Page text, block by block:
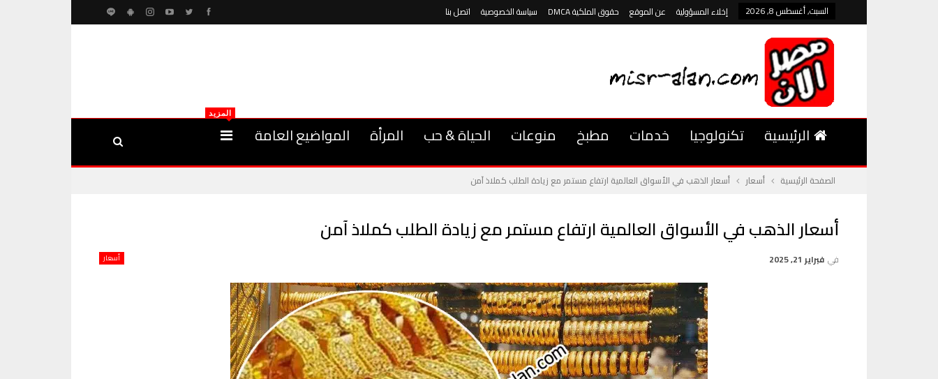
السبت, أغسطس 8, 2026 إخلاء المسؤولية عن الموقع حقوق الملكية DMCA سياسة الخصوصية اتصل بنا
الرئيسية تكنولوجيا خدمات مطبخ منوعات الحياة & حب المرأة المواضيع العامة
المزيد
الصفحة الرئيسية أسعار أسعار الذهب في الأسواق العالمية ارتفاع مستمر مع زيادة الطلب كملاذ آمن
أسعار الذهب في الأسواق العالمية ارتفاع مستمر مع زيادة الطلب كملاذ آمن
أسعار في فبراير 21, 2025